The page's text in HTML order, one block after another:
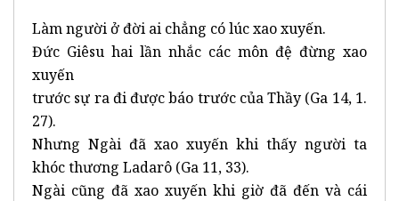
Làm người ở đời ai chẳng có lúc xao xuyến.
Đức Giêsu hai lần nhắc các môn đệ đừng xao
xuyến
trước sự ra đi được báo trước của Thầy (Ga 14, 1.
27).
Nhưng Ngài đã xao xuyến khi thấy người ta
khóc thương Ladarô (Ga 11, 33).
Ngài cũng đã xao xuyến khi giờ đã đến và cái